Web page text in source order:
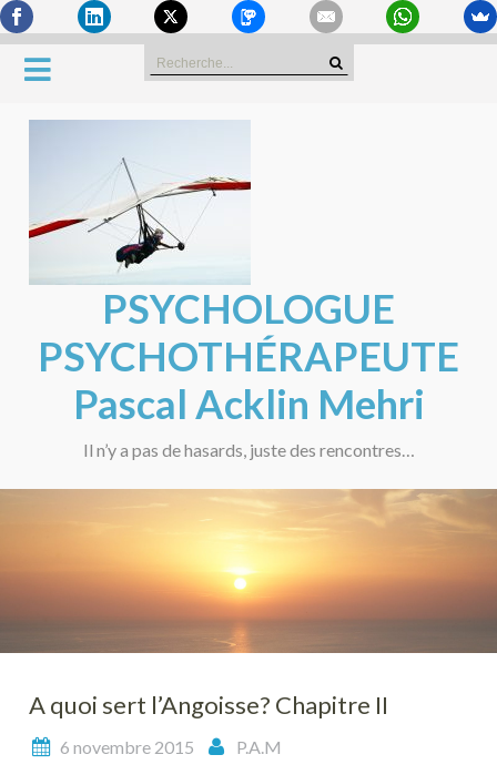
Skip
Search
for:
PSYCHOLOGUE
PSYCHOTHÉRAPEUTE
Pascal Acklin Mehri
Il n’y a pas de hasards, juste des rencontres…
A quoi sert l’Angoisse? Chapitre II
6 novembre 2015 P.A.M